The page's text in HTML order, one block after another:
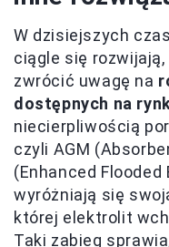
W dzisiejszych
ciągle się
zwrócić uwagę na
dostępnych na
niecierpliwością
czyli AGM
(Enhanced
wyróżniają się
której elektrolit
Taki zabieg